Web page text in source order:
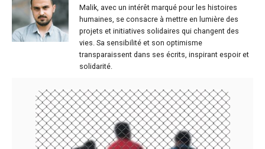
Malik, avec un intérêt marqué pour les histoires
humaines, se consacre à mettre en lumière des
projets et initiatives solidaires qui changent des
vies. Sa sensibilité et son optimisme
transparaissent dans ses écrits, inspirant espoir et
solidarité.